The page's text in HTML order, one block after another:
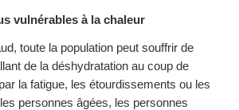
vulnérables à la chaleur
toute la population peut souffrir de
de la déshydratation au coup de
la fatigue, les étourdissements ou les
personnes âgées, les personnes